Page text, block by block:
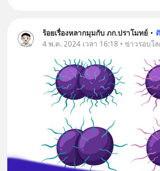
ร้อยเรื่องหลากมุมกับ ภก.ปราโมทย์ •
4 พ.ค. 2024 เวลา 16:18 • ข่าวรอบโ